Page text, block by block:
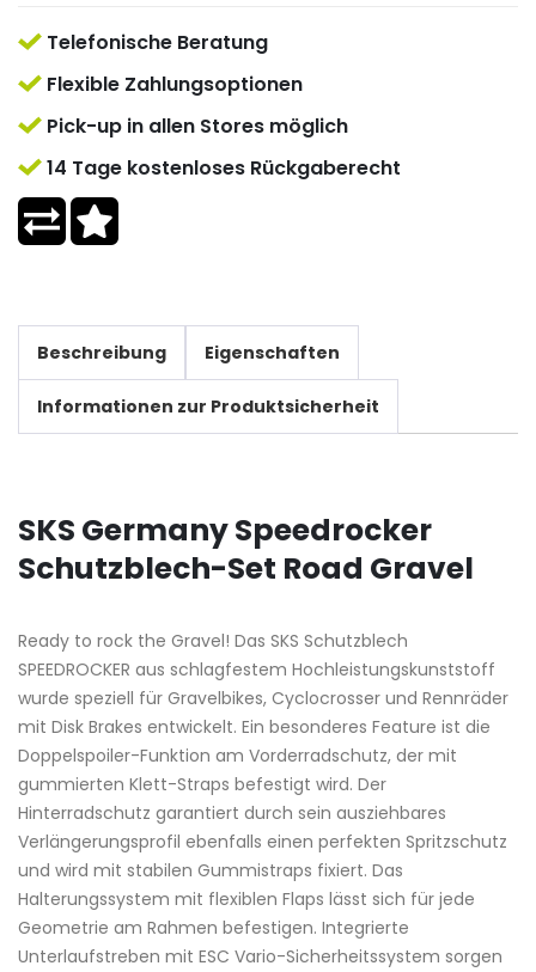
Telefonische Beratung
Flexible Zahlungsoptionen
Pick-up in allen Stores möglich
14 Tage kostenloses Rückgaberecht
Beschreibung Eigenschaften
Informationen zur Produktsicherheit
SKS Germany Speedrocker
Schutzblech-Set Road Gravel
Ready to rock the Gravel! Das SKS Schutzblech
SPEEDROCKER aus schlagfestem Hochleistungskunststoff
wurde speziell für Gravelbikes, Cyclocrosser und Rennräder
mit Disk Brakes entwickelt. Ein besonderes Feature ist die
Doppelspoiler-Funktion am Vorderradschutz, der mit
gummierten Klett-Straps befestigt wird. Der
Hinterradschutz garantiert durch sein ausziehbares
Verlängerungsprofil ebenfalls einen perfekten Spritzschutz
und wird mit stabilen Gummistraps fixiert. Das
Halterungssystem mit flexiblen Flaps lässt sich für jede
Geometrie am Rahmen befestigen. Integrierte
Unterlaufstreben mit ESC Vario-Sicherheitssystem sorgen